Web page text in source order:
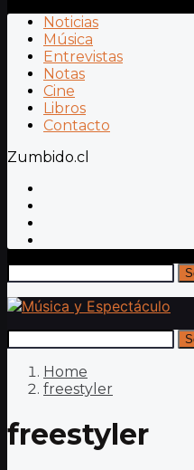
Noticias
Música
Entrevistas
Notas
Cine
Libros
Contacto
Zumbido.cl
Home
freestyler
freestyler